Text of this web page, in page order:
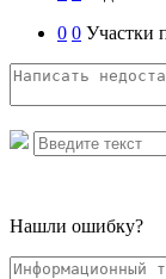
0 0 Участки
Нашли ошибку?